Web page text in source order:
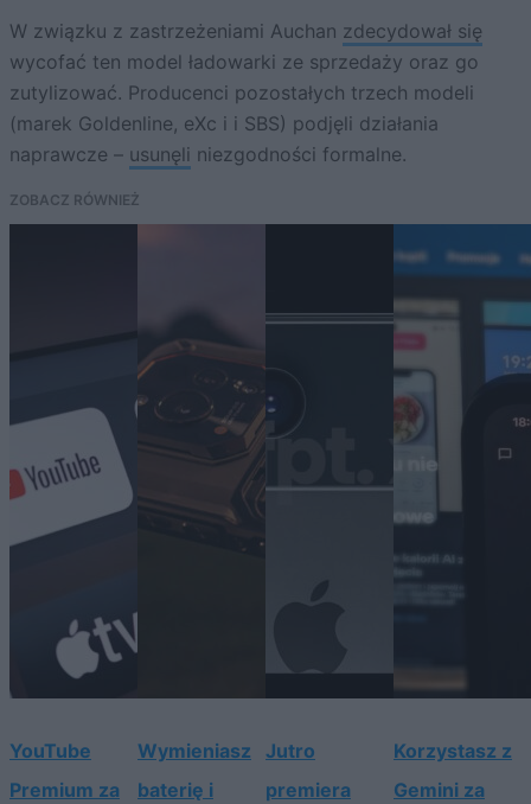
W związku z zastrzeżeniami Auchan zdecydował się
wycofać ten model ładowarki ze sprzedaży oraz go
zutylizować. Producenci pozostałych trzech modeli
(marek Goldenline, eXc i i SBS) podjęli działania
naprawcze – usunęli niezgodności formalne.
ZOBACZ RÓWNIEŻ
YouTube
Premium za
Wymieniasz
baterię i
Jutro
premiera
Korzystasz z
Gemini za